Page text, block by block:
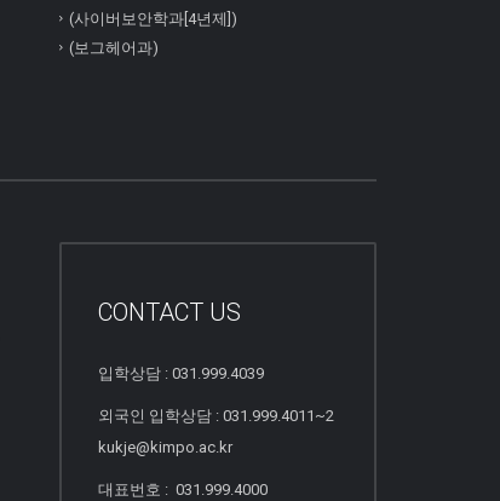
(사이버보안학과[4년제])
(보그헤어과)
CONTACT US
입학상담 : 031.999.4039
외국인 입학상담 : 031.999.4011~2
kukje@kimpo.ac.kr
대표번호 : 031.999.4000